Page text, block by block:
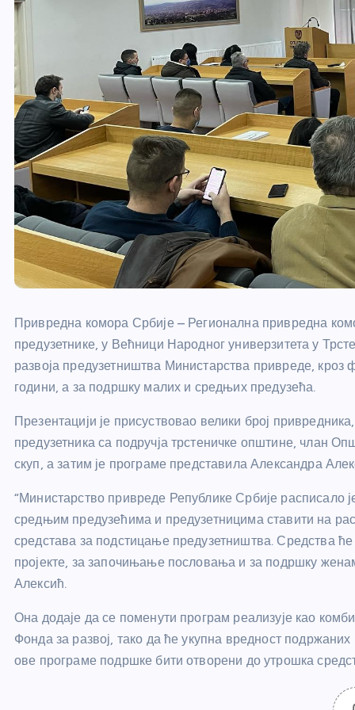
Привредна комора Србије – Регионална привредна
предузетнике, у Већници Народног универзитета у
развоја предузетништва Министарства привреде, кроз
години, а за подршку малих и средњих предузећа.
Презентацији је присуствовао велики број
предузетника са подручја трстеничке општине, члан
скуп, а затим је програме представила Александра
“Министарство привреде Републике Србије расписало
средњим предузећима и предузетницима ставити на
средстава за подстицање предузетништва. Средства
пројекте, за започињање пословања и за подршку
Алексић.
Она додаје да се поменути програм реализује као
Фонда за развој, тако да ће укупна вредност
ове програме подршке бити отворени до утрошка